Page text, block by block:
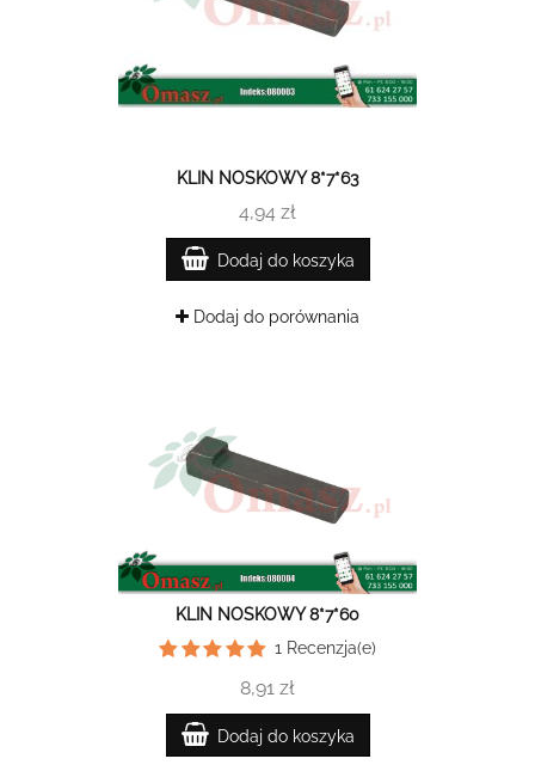
KLIN NOSKOWY 8*7*63
4,94 zł
Dodaj do koszyka
Dodaj do porównania
KLIN NOSKOWY 8*7*60
1Recenzja(e)
8,91 zł
Dodaj do koszyka